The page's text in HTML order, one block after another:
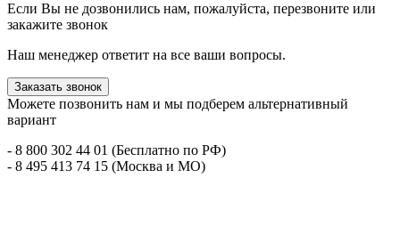
Если Вы не дозвонились нам, пожалуйста, перезвоните или
закажите звонок
Наш менеджер ответит на все ваши вопросы.
Заказать звонок
Можете позвонить нам и мы подберем альтернативный
вариант
- 8 800 302 44 01 (Бесплатно по РФ)
- 8 495 413 74 15 (Москва и МО)